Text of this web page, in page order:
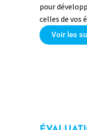
pour
celles de vos
Voir les